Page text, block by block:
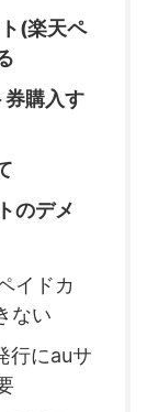
(楽天ペ
購入す
のデメ
イドカ
ない
行にauサ